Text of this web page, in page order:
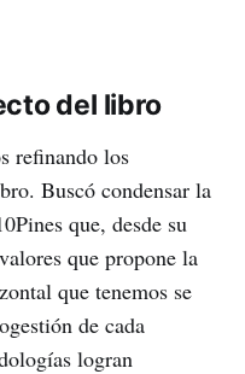
del libro
refinando los
Buscó condensar la
que, desde su
que propone la
que tenemos se
de cada
logran